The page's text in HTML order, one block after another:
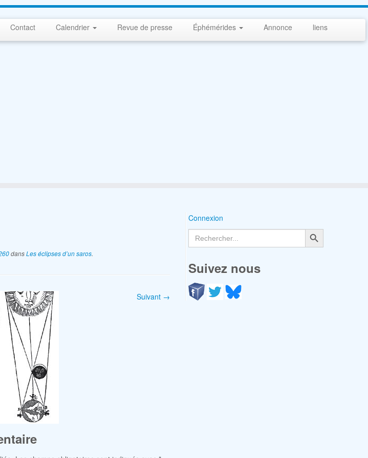
Contact Calendrier Revue de presse Éphémérides Annonce liens
dansLes éclipses d’un saros.
Suivant →
Connexion
Search
for:
Search Button
Suivez nous